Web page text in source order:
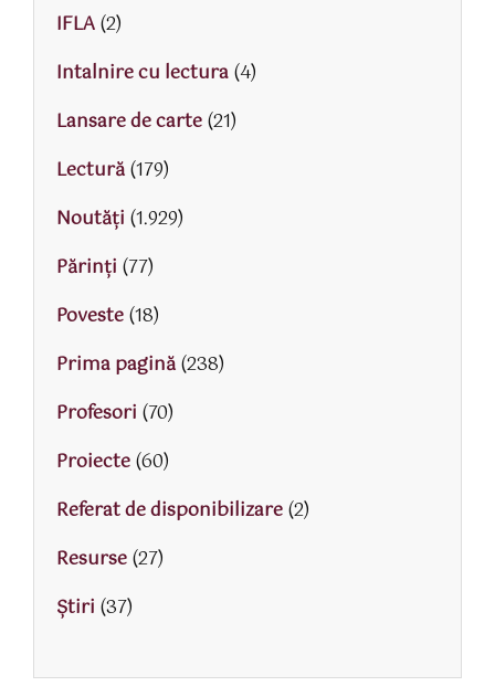
IFLA(2)
Intalnire cu lectura(4)
Lansare de carte(21)
Lectură(179)
Noutăți (1.929)
Părinţi (77)
Poveste(18)
Prima pagină(238)
Profesori (70)
Proiecte(60)
Referat de disponibilizare(2)
Resurse(27)
Știri (37)